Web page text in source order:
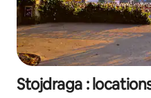
Stojdraga :